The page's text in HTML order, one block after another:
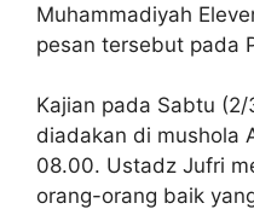
Muhammadiyah
pesan tersebut pada
Kajian pada Sabtu
diadakan di mushola
08.00. Ustadz Jufri
orang-orang baik